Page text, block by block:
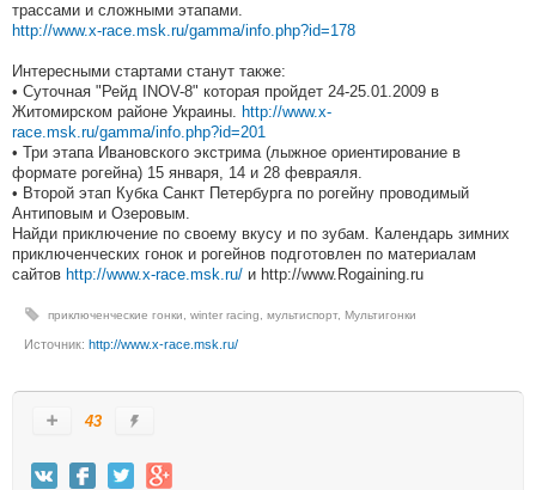
трассами и сложными этапами.
http://www.x-race.msk.ru/gamma/info.php?id=178
Интересными стартами станут также:
• Суточная "Рейд INOV-8" которая пройдет 24-25.01.2009 в
Житомирском районе Украины. http://www.x-
race.msk.ru/gamma/info.php?id=201
• Три этапа Ивановского экстрима (лыжное ориентирование в
формате рогейна) 15 января, 14 и 28 февраяля.
• Второй этап Кубка Санкт Петербурга по рогейну проводимый
Антиповым и Озеровым.
Найди приключение по своему вкусу и по зубам. Календарь зимних
приключенческих гонок и рогейнов подготовлен по материалам
сайтов http://www.x-race.msk.ru/ и http://www.Rogaining.ru
приключенческие гонки winter racing мультиспорт, Мультигонки
Источник: http://www.x-race.msk.ru/
43